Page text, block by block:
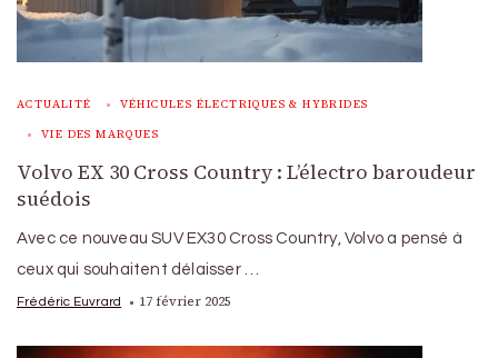
ACTUALITÉ VÉHICULES ÉLECTRIQUES & HYBRIDES
VIE DES MARQUES
Volvo EX 30 Cross Country : L’électro baroudeur
suédois
Avec ce nouveau SUV EX30 Cross Country, Volvo a pensé à
ceux qui souhaitent délaisser …
Frédéric Euvrard 17 février 2025